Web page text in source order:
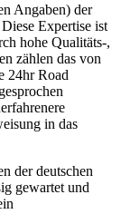
Angaben) der
Expertise ist
hohe Qualitäts-,
zählen das von
24hr Road
in das
der deutschen
gewartet und